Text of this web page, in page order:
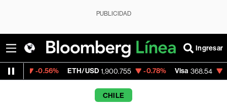
PUBLICIDAD
Ingresar
ETH/USD 1,900.755 -0.78% Visa 368.54 -0.28%
CHILE